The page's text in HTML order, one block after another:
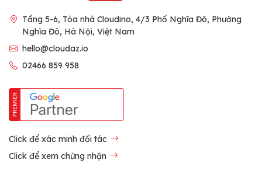
Tầng 5-6, Tòa nhà Cloudino, 4/3 Phố Nghĩa Đô, Phường
Nghĩa Đô, Hà Nội, Việt Nam
hello@cloudaz.io
02466 859 958
Click để xác minh đối tác
Click để xem chứng nhận